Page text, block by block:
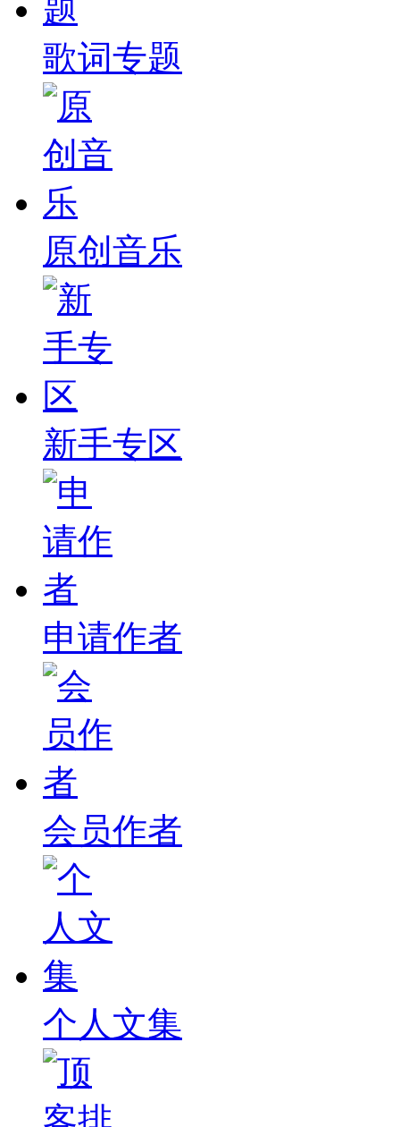
歌词专题
原创音乐
新手专区
申请作者
会员作者
个人文集